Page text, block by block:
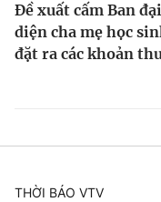
Đề xuất cấm Ban đại
diện cha mẹ học
đặt ra các khoản
THỜI BÁO VTV